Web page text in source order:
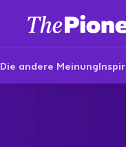
Die andere Meinung